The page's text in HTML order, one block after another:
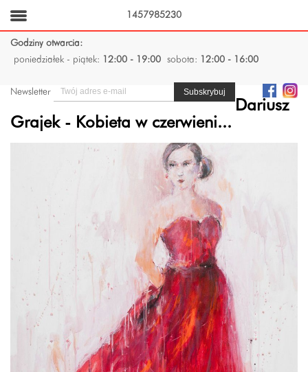
Godziny otwarcia:
poniedziałek - piątek:
12:00 - 19:00 sobota: 12:00 - 16:00
Newsletter
Dariusz
Grajek - Kobieta w czerwieni...
1457985230